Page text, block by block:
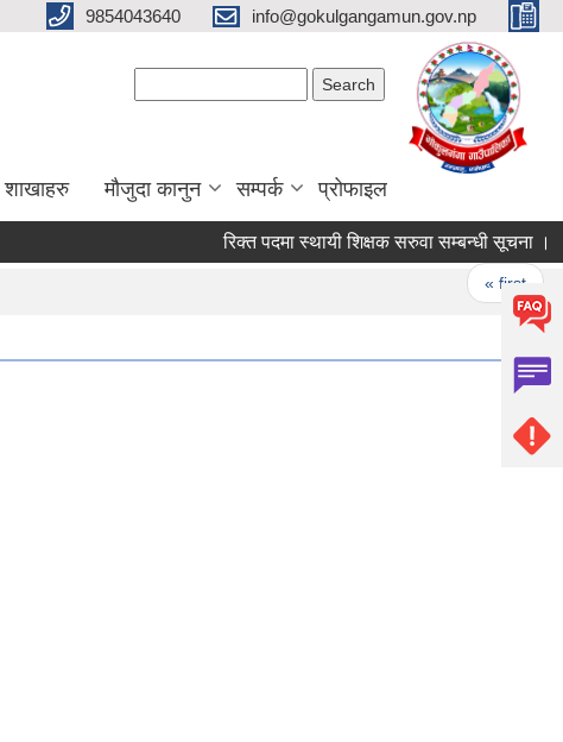
9854043640 info@gokulgangamun.gov.np
शाखाहरु मौजुदा कानुन सम्पर्क प्रोफाइल
रिक्त पदमा स्थायी शिक्षक सरुवा सम्बन्धी सूचना ।
« first